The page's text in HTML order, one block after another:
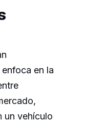
enfoca en la
un vehículo